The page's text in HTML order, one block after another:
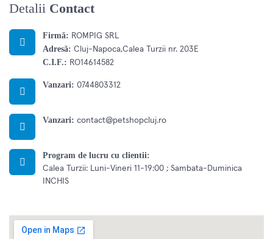
Detalii Contact
Firmă: ROMPIG SRL
Adresă: Cluj-Napoca,Calea Turzii nr. 203E
C.I.F.: RO14614582
Vanzari: 0744803312
Vanzari: contact@petshopcluj.ro
Program de lucru cu clientii:
Calea Turzii: Luni-Vineri 11-19:00 ; Sambata-Duminica
INCHIS